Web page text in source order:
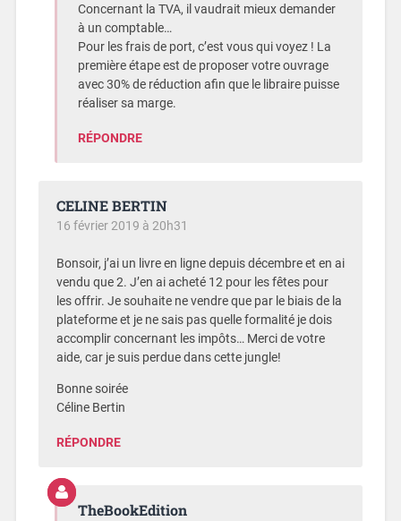
Concernant la TVA, il vaudrait mieux demander
à un comptable…
Pour les frais de port, c’est vous qui voyez ! La
première étape est de proposer votre ouvrage
avec 30% de réduction afin que le libraire puisse
réaliser sa marge.
RÉPONDRE
CELINE BERTIN
16 février 2019 à 20h31
Bonsoir, j’ai un livre en ligne depuis décembre et en ai
vendu que 2. J’en ai acheté 12 pour les fêtes pour
les offrir. Je souhaite ne vendre que par le biais de la
plateforme et je ne sais pas quelle formalité je dois
accomplir concernant les impôts… Merci de votre
aide, car je suis perdue dans cette jungle!
Bonne soirée
Céline Bertin
RÉPONDRE
TheBookEdition